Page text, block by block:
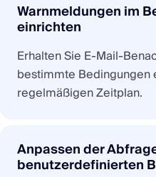
Warnmeldungen im
einrichten
Erhalten Sie E-Mail-
bestimmte Bedingungen
regelmäßigen Zeitplan.
Anpassen der
benutzerdefinierten